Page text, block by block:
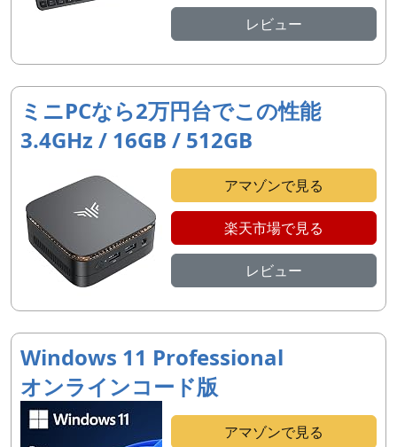
レビュー
ミニPCなら2万円台でこの性能
3.4GHz / 16GB / 512GB
アマゾンで見る
楽天市場で見る
レビュー
Windows 11 Professional
オンラインコード版
アマゾンで見る